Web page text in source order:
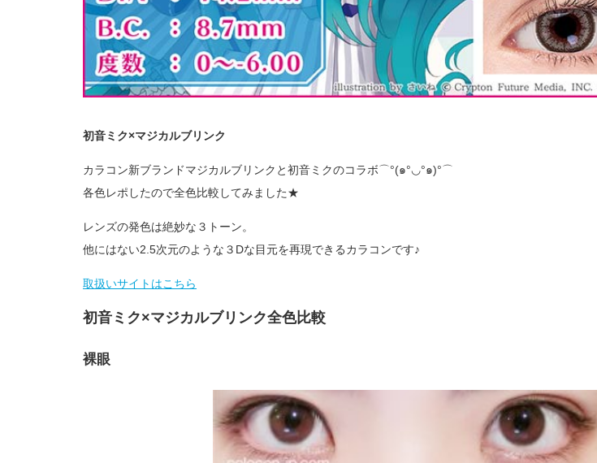
初音ミク×マジカルブリンク
カラコン新ブランドマジカルブリンクと初音ミクのコラボ⌒°(๑°◡°๑)°⌒
各色レポしたので全色比較してみました★
レンズの発色は絶妙な３トーン。
他にはない2.5次元のような３Dな目元を再現できるカラコンです♪
取扱いサイトはこちら
初音ミク×マジカルブリンク全色比較
裸眼